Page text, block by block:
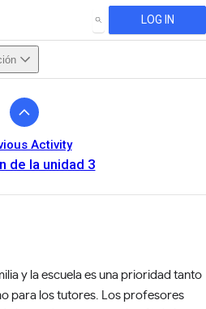
SEARCH LOG IN
Activity
de la unidad 3
also available in
y la escuela es una prioridad tanto
para los tutores. Los profesores